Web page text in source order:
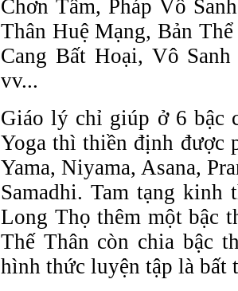
Chơn Tâm, Pháp Vô
Thân Huệ Mạng, Bản
Cang Bất Hoại, Vô
vv...
Giáo lý chỉ giúp ở 6 bậc
Yoga thì thiền định được
Yama, Niyama, Asana,
Samadhi. Tam tạng
Long Thọ thêm một bậc
Thế Thân còn chia bậc
hình thức luyện tập là bất